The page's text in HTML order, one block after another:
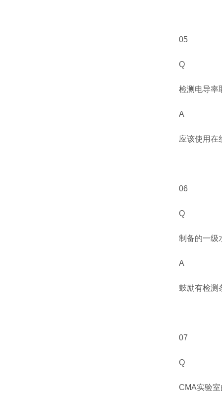
05
Q
检测电导率
A
应该使用在
06
Q
制备的一级
A
鼓励有检测
07
Q
CMA实验